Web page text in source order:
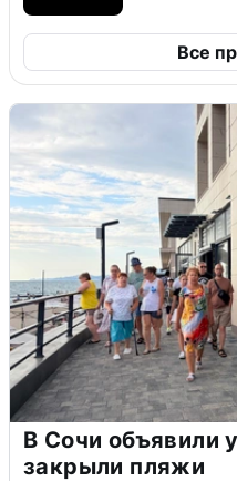
Все
В Сочи объявили
закрыли пляжи